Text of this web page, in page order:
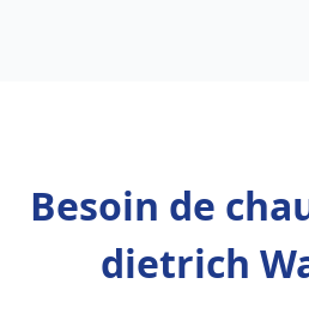
Besoin de
dietrich